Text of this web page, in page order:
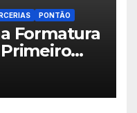
PONTÃO
Formatura
Iguaçu